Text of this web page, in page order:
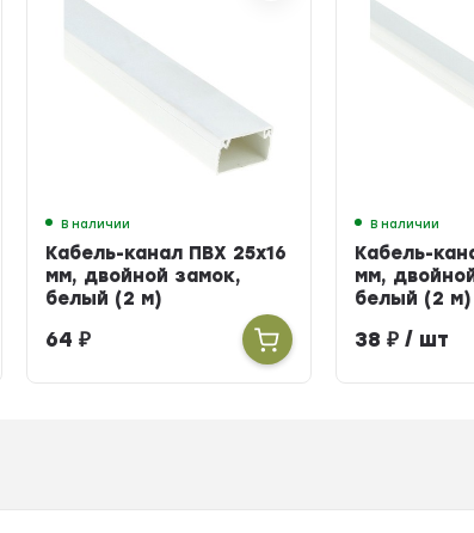
В наличии
Кабель-канал ПВХ 25х16
мм, двойной замок,
белый (2 м)
64₽
В наличии
Кабель-
мм,
белый (2 м)
38₽ / шт